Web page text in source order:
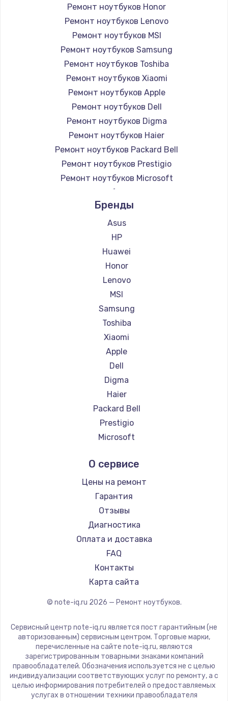
Ремонт ноутбуков Honor
Ремонт ноутбуков Lenovo
Ремонт ноутбуков MSI
Ремонт ноутбуков Samsung
Ремонт ноутбуков Toshiba
Ремонт ноутбуков Xiaomi
Ремонт ноутбуков Apple
Ремонт ноутбуков Dell
Ремонт ноутбуков Digma
Ремонт ноутбуков Haier
Ремонт ноутбуков Packard Bell
Ремонт ноутбуков Prestigio
Ремонт ноутбуков Microsoft
Ремонт ноутбуков Alienware
Ремонт ноутбуков Aquarius
Ремонт ноутбуков Gigabyte
Ремонт ноутбуков Aorus
Ремонт ноутбуков Maibenben
Ремонт ноутбуков Getac
Ремонт ноутбуков Epson
Ремонт ноутбуков Philips
Ремонт ноутбуков LG
Ремонт ноутбуков Panasonic
Ремонт ноутбуков Irbis
Ремонт ноутбуков Thunderobot
Ремонт ноутбуков Hasee
Ремонт ноутбуков ZTE
Ремонт ноутбуков Hiper
Ремонт ноутбуков Evga
Ремонт ноутбуков Google
Ремонт ноутбуков Echips
Ремонт ноутбуков Predator
Ремонт ноутбуков iru
Ремонт ноутбуков Machenike
Ремонт ноутбуков DEXP
Ремонт ноутбуков Teclast
Ремонт ноутбуков CHUWI
Ремонт ноутбуков Colorful
Бренды
Asus
HP
Huawei
Honor
Lenovo
MSI
Samsung
Toshiba
Xiaomi
Apple
Dell
Digma
Haier
Packard Bell
Prestigio
Microsoft
Aquarius
Gigabyte
Aorus
Maibenben
Getac
Epson
Philips
LG
Panasonic
ZTE
Hiper
Evga
Google
Echips
О сервисе
Цены на ремонт
Гарантия
Отзывы
Диагностика
Оплата и доставка
FAQ
Контакты
Карта сайта
© note-iq.ru 2026 — Ремонт ноутбуков.
Сервисный центр note-iq.ru является пост гарантийным (не
авторизованным) сервисным центром. Торговые марки,
перечисленные на сайте note-iq.ru, являются
зарегистрированным товарными знаками компаний
правообладателей. Обозначения используется не с целью
индивидуализации соответствующих услуг по ремонту, а с
целью информирования потребителей о предоставляемых
услугах в отношении техники правообладателя